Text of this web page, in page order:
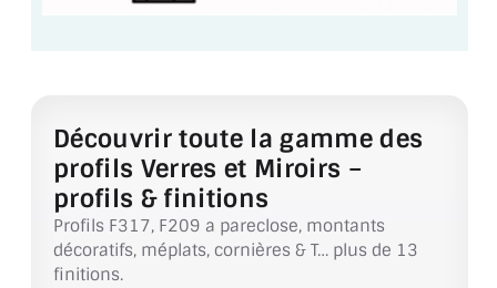
LES PROFILS PAROI DE VERRE
VITRINE EN VERRE
CONNECTEURS ET ASSEMBLAGE DE VERRES
Découvrir toute la gamme des
profils Verres et Miroirs –
profils & finitions
Profils F317, F209 a pareclose, montants
décoratifs, méplats, cornières & T… plus de 13
finitions.